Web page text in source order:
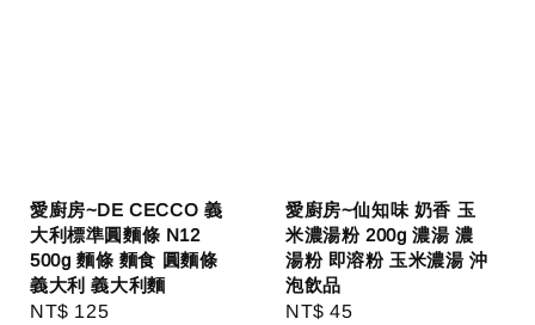
愛廚房~DE CECCO 義
大利標準圓麵條 N12
500g 麵條 麵食 圓麵條
義大利 義大利麵
Regular
NT$ 125
愛廚房~仙知味 奶香 玉
米濃湯粉 200g 濃湯 濃
湯粉 即溶粉 玉米濃湯 沖
泡飲品
Regular
NT$ 45